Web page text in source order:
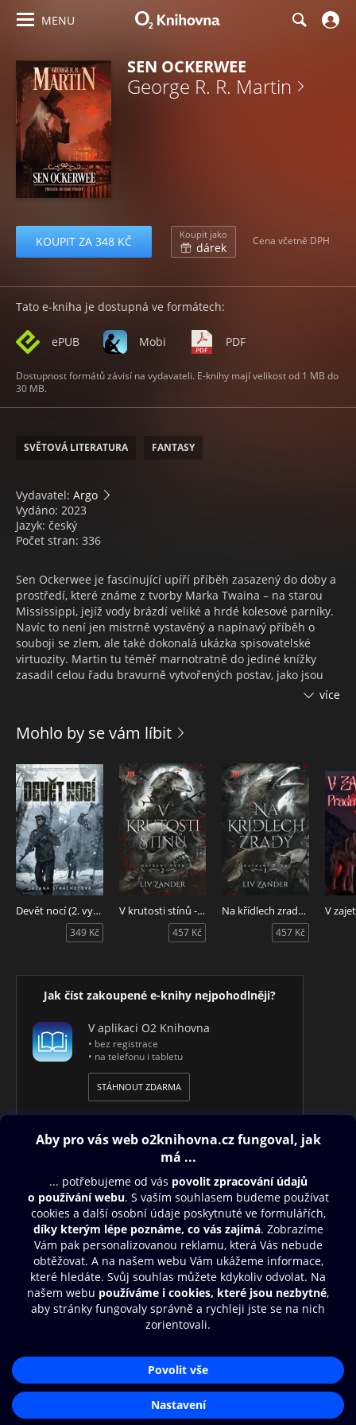
MENU
SEN OCKERWEE
George R. R. Martin
KOUPIT ZA 348 KČ Koupit jako
dárek Cena včetně DPH
Tato e-kniha je dostupná ve formátech:
ePUB Mobi PDF
Dostupnost formátů závisí na vydavateli. E-knihy mají velikost od 1 MB do
30 MB.
SVĚTOVÁ LITERATURA FANTASY
Vydavatel: Argo
Vydáno: 2023
Jazyk: český
Počet stran: 336
Sen Ockerwee je fascinující upíří příběh zasazený do doby a
prostředí, které známe z tvorby Marka Twaina – na starou
Mississippi, jejíž vody brázdí veliké a hrdé kolesové parníky.
Navíc to není jen mistrně vystavěný a napínavý příběh o
souboji se zlem, ale také dokonalá ukázka spisovatelské
virtuozity. Martin tu téměř marnotratně do jediné knížky
zasadil celou řadu bravurně vytvořených postav, jako jsou
kapitán Abner Marsh nebo Mrzout Billy Tipton, postav, na
tak děsivých, že strach o život je tam tou nejmenší z jejich
více
Mohlo by se vám líbit
Devět nocí (2. vydání)
349 Kč
V krutosti stínů - Havraní dvůr 2.
457 Kč
Na křídlech zrady - Havraní dvůr 1.
457 Kč
Jak číst zakoupené e-knihy nejpohodlněji?
V aplikaci O2 Knihovna
• bez registrace
• na telefonu i tabletu
STÁHNOUT ZDARMA
Obsah ke stažení
Moje O2 Knihovna
Další zábava
© O2 Czech Republic a.s.
Zásady zpracování osobních údajůAplikace O2 Knihovna
Čti a poslouchej své e-knihy a
audioknihy rychleji a pohodlněji.